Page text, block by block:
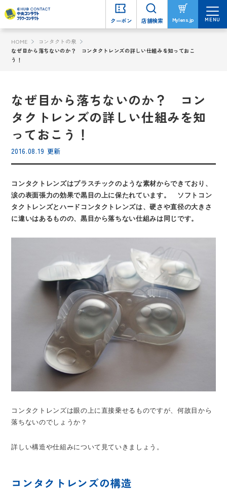
クーポン 店舗検索 Mylens.jp MENU
HOME
コンタクトの泉
なぜ目から落ちないのか？ コンタクトレンズの詳しい仕組みを知っておこ
う！
なぜ目から落ちないのか？ コン
タクトレンズの詳しい仕組みを知
っておこう！
2016.08.19 更新
コンタクトレンズはプラスチックのような素材からできており、
涙の表面張力の効果で黒目の上に保たれています。 ソフトコン
タクトレンズとハードコンタクトレンズは、硬さや直径の大きさ
に違いはあるものの、黒目から落ちない仕組みは同じです。
コンタクトレンズは眼の上に直接乗せるものですが、何故目から
落ちないのでしょうか？
詳しい構造や仕組みについて見ていきましょう。
コンタクトレンズの構造
クーポン 店舗検索 Mylens.jp MENU